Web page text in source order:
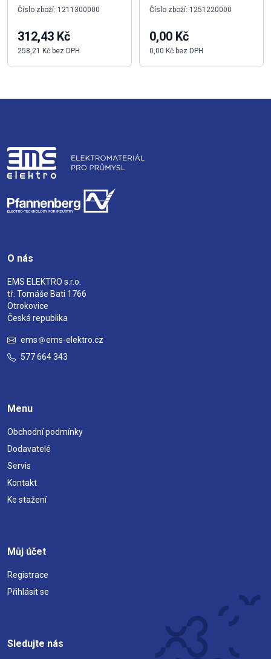
Číslo zboží: 1211300000
312,43 Kč
258,21 Kč bez DPH
Číslo zboží: 1251220000
0,00 Kč
0,00 Kč bez DPH
O nás
EMS ELEKTRO s.r.o.
tř. Tomáše Bati 1766
Otrokovice
Česká republika
ems
ems-elektro.cz
577 664 343
Menu
Obchodní podmínky
Dodavatelé
Servis
Kontakt
Ke stažení
Můj účet
Registrace
Přihlásit se
Sledujte nás